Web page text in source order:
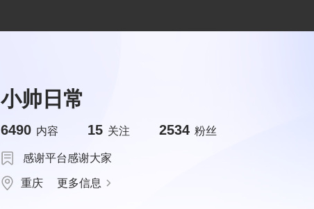
小帅日常
6490 内容 15 关注 2534 粉丝
感谢平台感谢大家
重庆 更多信息